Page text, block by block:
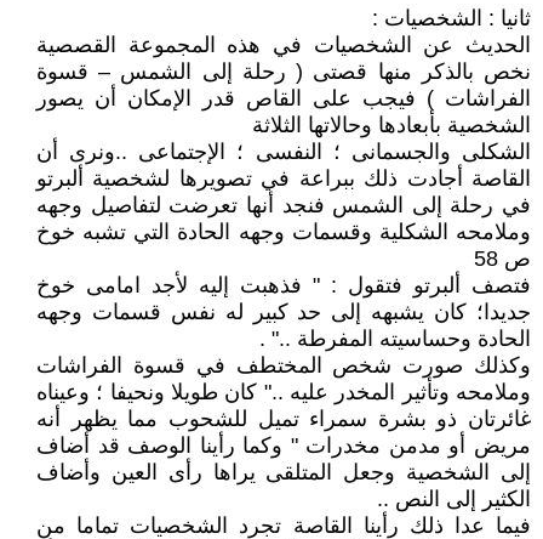
ثانيا : الشخصيات :
الحديث عن الشخصيات في هذه المجموعة القصصية
نخص بالذكر منها قصتى ( رحلة إلى الشمس – قسوة
الفراشات ) فيجب على القاص قدر الإمكان أن يصور
الشخصية بأبعادها وحالاتها الثلاثة
الشكلى والجسمانى ؛ النفسى ؛ الإجتماعى ..ونرى أن
القاصة أجادت ذلك ببراعة في تصويرها لشخصية ألبرتو
في رحلة إلى الشمس فنجد أنها تعرضت لتفاصيل وجهه
وملامحه الشكلية وقسمات وجهه الحادة التي تشبه خوخ
ص 58
فتصف ألبرتو فتقول : " فذهبت إليه لأجد امامى خوخ
جديدا؛ كان يشبهه إلى حد كبير له نفس قسمات وجهه
الحادة وحساسيته المفرطة .." .
وكذلك صورت شخص المختطف في قسوة الفراشات
وملامحه وتأثير المخدر عليه .." كان طويلا ونحيفا ؛ وعيناه
غائرتان ذو بشرة سمراء تميل للشحوب مما يظهر أنه
مريض أو مدمن مخدرات " وكما رأينا الوصف قد أضاف
إلى الشخصية وجعل المتلقى يراها رأى العين وأضاف
الكثير إلى النص ..
فيما عدا ذلك رأينا القاصة تجرد الشخصيات تماما من